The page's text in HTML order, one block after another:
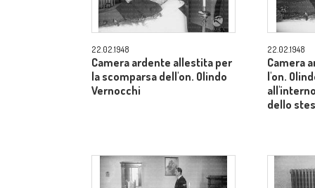
22.02.1948
Camera ardente allestita per
la scomparsa dell'on. Olindo
Vernocchi
22.02.1948
Camera
l'on.
dello